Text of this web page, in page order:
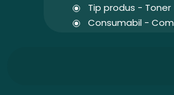
Tip produs - Toner
Consumabil -